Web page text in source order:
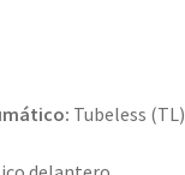
Tubeless (TL)